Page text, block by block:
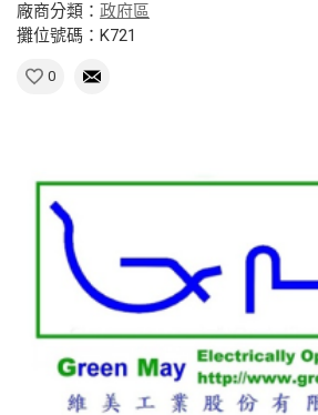
廠商分類： 政府區
攤位號碼：K721
0